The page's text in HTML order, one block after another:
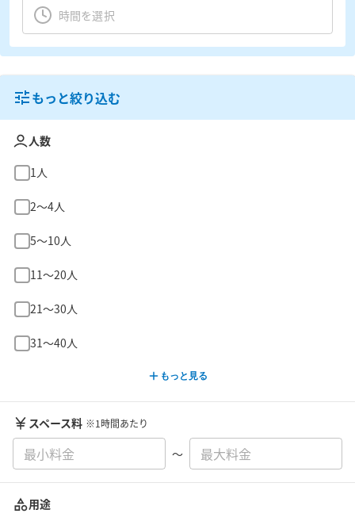
もっと絞り込む
人数
1人
2〜4人
5〜10人
11〜20人
21〜30人
31〜40人
もっと見る
スペース料 ※1時間あたり
〜
用途